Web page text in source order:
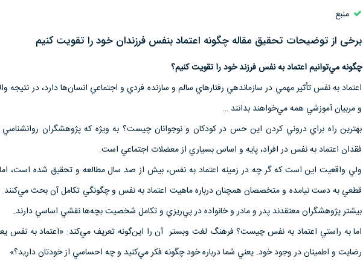
منبع
برخی از توضیحات تحقیق مقاله چگونه اعتماد بنفس فرزندان خود را تقویت کنیم
چگونه مي‌توانيم اعتماد به نفسفرزند خود را تقويت كنيم؟
اعتماد به نفس تأثير مهمي در سازماندهي رفتارهاي سالم و سازنده فردي و اجتماعي انسان‌ها دارد، در نتيجه
و مربيان آموزشي همه مي‌خواهند بدانند …
بهترين راه براي دروني كردن اين حس در كودكان و نوجوانان چيست؟ به ويژه كه پژوهشگران روانشناسي
فقدان اعتماد به نفس در افراد، پايه و اساس بسياري از معضلات اجتماعي است.
ولي واقعيت اين است كه گر چه در زمينه اعتماد به نفس، بيش از صد سال مطالعه و تحقيق ‌شده است، اما
قطعي‌ به دست نيامده و متخصصان همچنان درباره ماهيت اعتماد به نفس و چگونگي تكامل آن بحث مي‌كنند.
بيشتر پژوهشگران معتقدند پدر و مادر و خانواده در پي‌‌ريزي و تكامل شخصيت بچه‌ها نقشي اساسي‌ دارند.
اما به راستي اعتماد به نفس چيست؟ فرهنگ لغت و‌بستر آن را اين‌گونه تعريف مي‌كند: «اعتماد به نفس
رضايت و اطمينان در وجود خود. يعني شما درباره خود چگونه فكر مي‌كنيد و چه احساسي از خودتان داريد؟»